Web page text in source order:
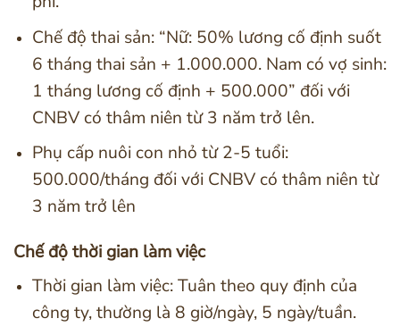
Chế độ thai sản: “Nữ: 50% lương cố định suốt
6 tháng thai sản + 1.000.000. Nam có vợ sinh:
1 tháng lương cố định + 500.000” đối với
CNBV có thâm niên từ 3 năm trở lên.
Phụ cấp nuôi con nhỏ từ 2-5 tuổi:
500.000/tháng đối với CNBV có thâm niên từ
3 năm trở lên
Chế độ thời gian làm việc
Thời gian làm việc: Tuân theo quy định của
công ty, thường là 8 giờ/ngày, 5 ngày/tuần.